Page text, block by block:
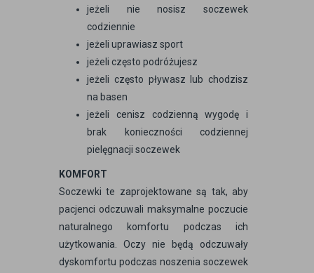
jeżeli nie nosisz soczewek
codziennie
jeżeli uprawiasz sport
jeżeli często podróżujesz
jeżeli często pływasz lub chodzisz
na basen
jeżeli cenisz codzienną wygodę i
brak konieczności codziennej
pielęgnacji soczewek
KOMFORT
Soczewki te zaprojektowane są tak, aby
pacjenci odczuwali maksymalne poczucie
naturalnego komfortu podczas ich
użytkowania. Oczy nie będą odczuwały
dyskomfortu podczas noszenia soczewek